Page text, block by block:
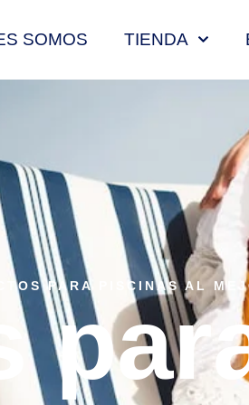
SOMOS TIENDA
PARA PISCINAS AL